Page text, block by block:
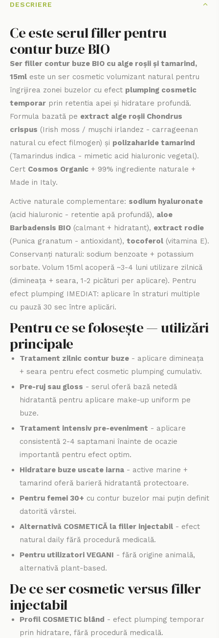
DESCRIERE
Ce este serul filler pentru
contur buze BIO
Ser filler contur buze BIO cu alge roșii și tamarind,
15ml este un ser cosmetic volumizant natural pentru
îngrijirea zonei buzelor cu efect plumping cosmetic
temporar prin retentia apei și hidratare profundă.
Formula bazată pe extract alge roșii Chondrus
crispus (Irish moss / mușchi irlandez - carrageenan
natural cu efect filmogen) și polizaharide tamarind
(Tamarindus indica - mimetic acid hialuronic vegetal).
Cert Cosmos Organic + 99% ingrediente naturale +
Made in Italy.
Active naturale complementare: sodium hyaluronate
(acid hialuronic - retentie apă profundă), aloe
Barbadensis BIO (calmant + hidratant), extract rodie
(Punica granatum - antioxidant), tocoferol (vitamina E).
Conservanți naturali: sodium benzoate + potassium
sorbate. Volum 15ml acoperă ~3-4 luni utilizare zilnică
(dimineața + seara, 1-2 picături per aplicare). Pentru
efect plumping IMEDIAT: aplicare în straturi multiple
cu pauză 30 sec între aplicări.
Pentru ce se folosește — utilizări
principale
Tratament zilnic contur buze - aplicare dimineața
+ seara pentru efect cosmetic plumping cumulativ.
Pre-ruj sau gloss - serul oferă bază netedă
hidratantă pentru aplicare make-up uniform pe
buze.
Tratament intensiv pre-eveniment - aplicare
consistentă 2-4 saptamani înainte de ocazie
importantă pentru efect optim.
Hidratare buze uscate iarna - active marine +
tamarind oferă barieră hidratantă protectoare.
Pentru femei 30+ cu contur buzelor mai puțin definit
datorită vârstei.
Alternativă COSMETICĂ la filler injectabil - efect
natural daily fără procedură medicală.
Pentru utilizatori VEGANI - fără origine animală,
alternativă plant-based.
De ce ser cosmetic versus filler
injectabil
Profil COSMETIC blând - efect plumping temporar
prin hidratare, fără procedură medicală.